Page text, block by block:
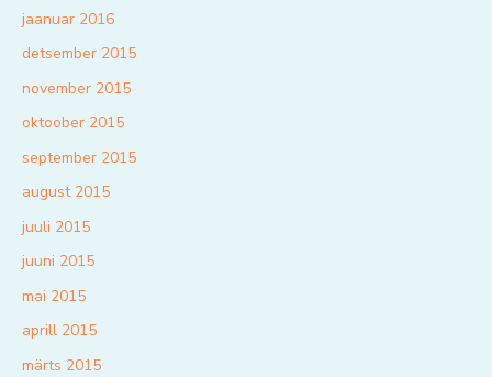
jaanuar 2016
detsember 2015
november 2015
oktoober 2015
september 2015
august 2015
juuli 2015
juuni 2015
mai 2015
aprill 2015
märts 2015